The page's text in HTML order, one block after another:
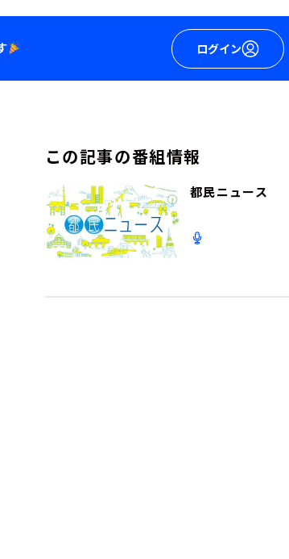
ログイン
この記事の番組情報
都民ニュース